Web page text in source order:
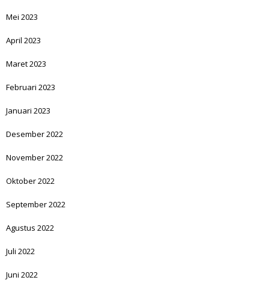
Mei 2023
April 2023
Maret 2023
Februari 2023
Januari 2023
Desember 2022
November 2022
Oktober 2022
September 2022
Agustus 2022
Juli 2022
Juni 2022